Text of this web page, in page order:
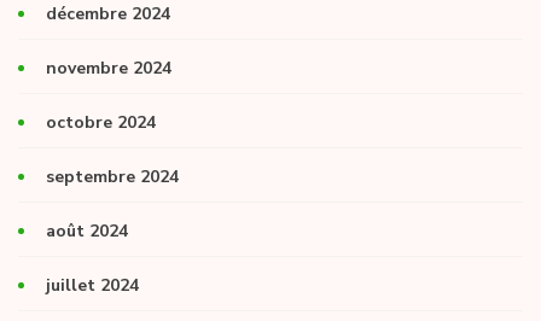
décembre 2024
novembre 2024
octobre 2024
septembre 2024
août 2024
juillet 2024